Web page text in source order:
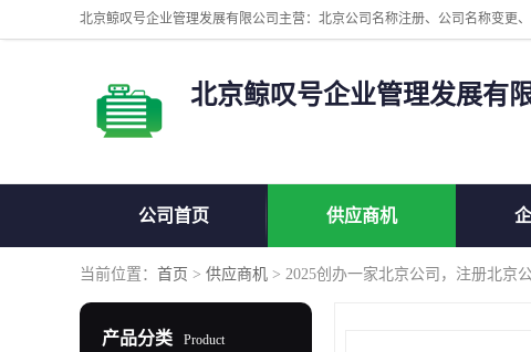
北京鲸叹号企业管理发展有
公司首页 供应商机
当前位置： 首页 > 供应商机 > 2025创办一家北京公司，注册北京
产品分类 Product